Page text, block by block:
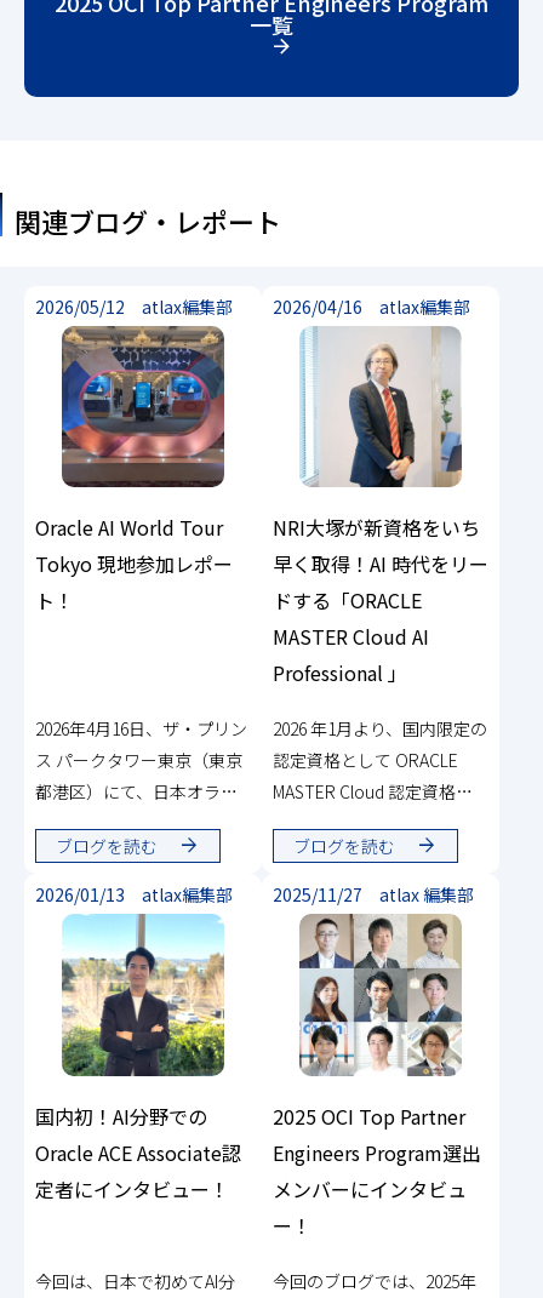
一覧
関連ブログ・レポート
2026/05/12 atlax編集部
Oracle AI World Tour
Tokyo 現地参加レポー
ト！
2026年4月16日、ザ・プリン
ス パークタワー東京（東京
都港区）にて、日本オラク
ル主催「Oracle AI World
Tour Tokyo」が開催されま
した。 NRIはDiamondスポ
ンサーとして協賛し、ブー
ス出展およびセッションへ
の登壇を…
ブログを読む
2026/04/16 atlax編集部
NRI大塚が新資格をいち
早く取得！AI 時代をリー
ドする「ORACLE
MASTER Cloud AI
Professional 」
2026 年1月より、国内限定の
認定資格として ORACLE
MASTER Cloud 認定資格が
開始されました。AI 活用を
前提としたデータ管理スキ
ルを認定するための資格体
系であり、この資格をいち
早く取得したNRI大塚 紳一郎
にインタビューを実施しま
した。
ブログを読む
2026/01/13 atlax編集部
国内初！AI分野での
Oracle ACE Associate認
定者にインタビュー！
今回は、日本で初めてAI分
2025/11/27 atlax 編集部
2025 OCI Top Partner
Engineers Program選出
メンバーにインタビュ
ー！
今回のブログでは、2025年